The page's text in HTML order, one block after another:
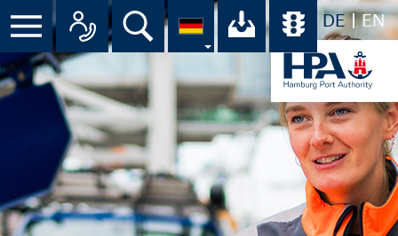
DE EN
Menü Alle Ansprechpartner im
Suche Ihr Download-